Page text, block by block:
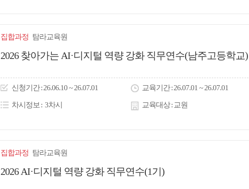
집합과정 탐라교육원
2026 찾아가는 AI·디지털 역량 강화 직무연수(남주고등학교)
신청기간 26.06.10 ~ 26.07.01 교육기간 26.07.01 ~ 26.07.01
차시정보 3차시 교육대상 교원
집합과정 탐라교육원
2026 AI·디지털 역량 강화 직무연수(1기)